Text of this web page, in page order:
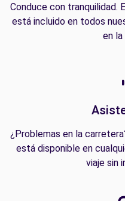
Conduce con tranquilidad.
está incluido en todos
en
¿Problemas en la
está disponible en
viaje sin